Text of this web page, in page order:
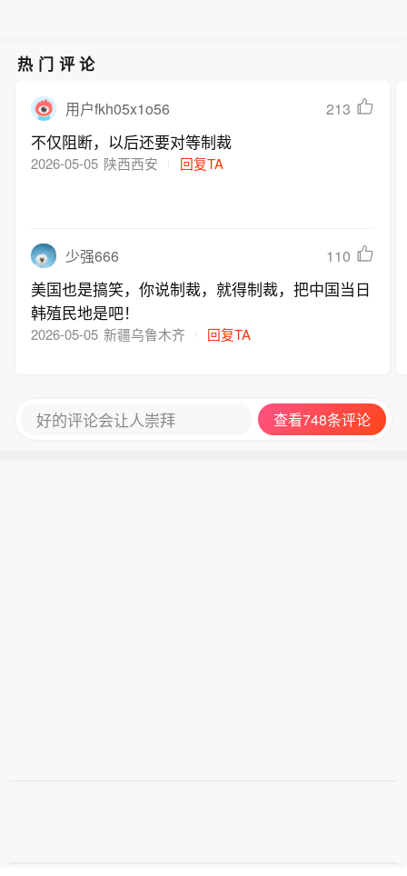
热门评论
用户fkh05x1o56 213
不仅阻断，以后还要对等制裁
2026-05-05 陕西西安 回复TA
少强666 110
美国也是搞笑，你说制裁，就得制裁，把中国当日
韩殖民地是吧！
2026-05-05 新疆乌鲁木齐 回复TA
好的评论会让人崇拜 查看748条评论